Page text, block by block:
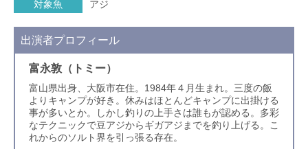
対象魚 アジ
出演者プロフィール
富永敦（トミー）
富山県出身、大阪市在住。1984年４月生まれ。三度の飯
よりキャンプが好き。休みはほとんどキャンプに出掛ける
事が多いとか。しかし釣りの上手さは誰もが認める。多彩
なテクニックで豆アジからギガアジまでを釣り上げる。こ
れからのソルト界を引っ張る存在。